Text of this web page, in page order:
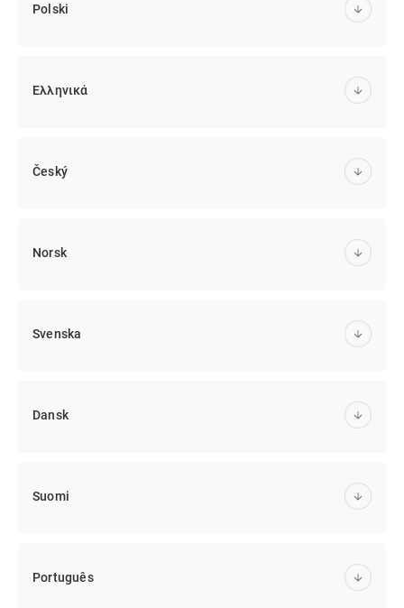
Polski
Ελληνικά
Český
Norsk
Svenska
Dansk
Suomi
Português